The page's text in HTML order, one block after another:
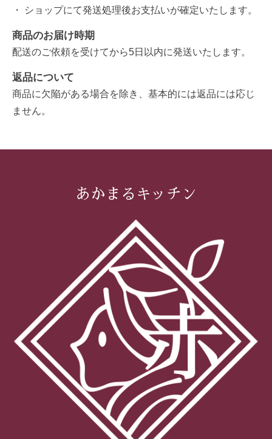
・ ショップにて発送処理後お支払いが確定いたします。
商品のお届け時期
配送のご依頼を受けてから5日以内に発送いたします。
返品について
商品に欠陥がある場合を除き、基本的には返品には応じ
ません。
あかまるキッチン